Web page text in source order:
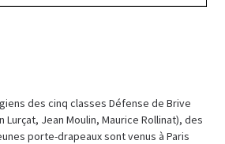
des cinq classes Défense de Brive
Lurçat, Jean Moulin, Maurice Rollinat), des
porte-drapeaux sont venus à Paris